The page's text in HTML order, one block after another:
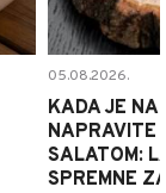
05.08.2026.
KADA JE
NAPRAVITE
SALATOM:
SPREMNE